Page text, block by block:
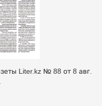
Liter.kz № 88 от 8 авг.